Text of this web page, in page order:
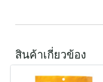
สินค้าเกี่ยวข้อง